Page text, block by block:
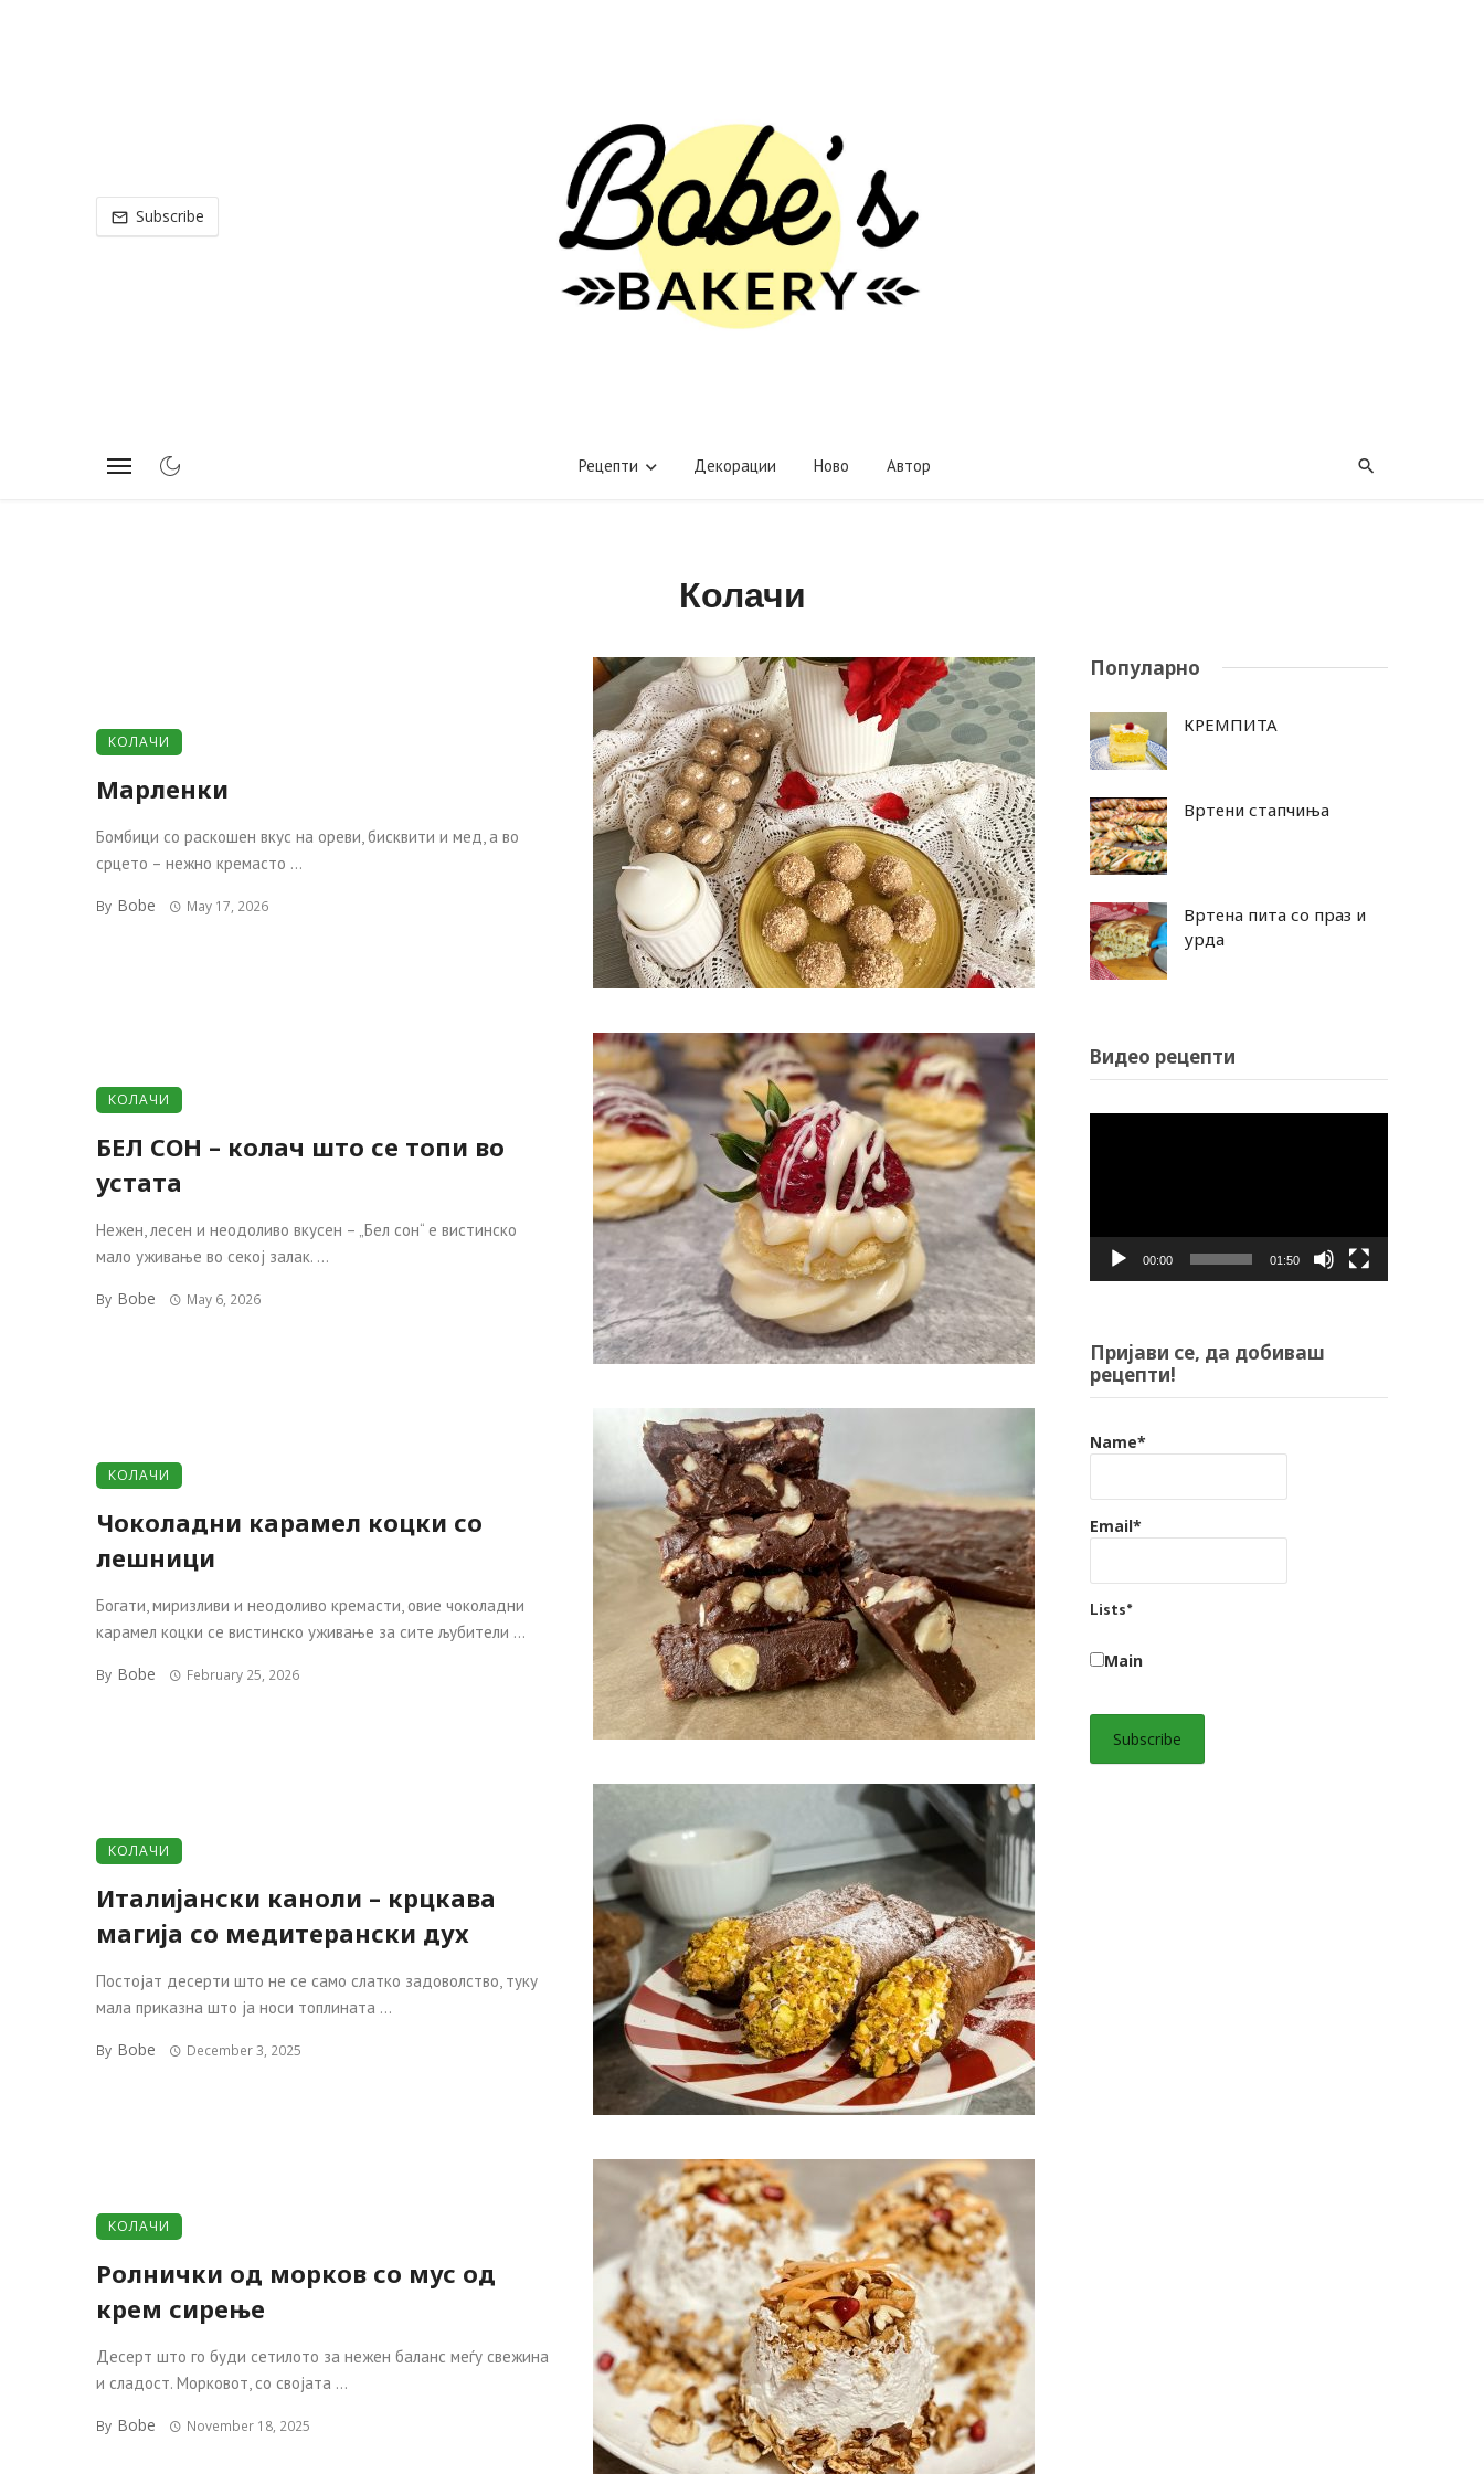
Subscribe
Рецепти Декорации Ново Автор
Колачи
КОЛАЧИ
Марленки
Бомбици со раскошен вкус на ореви, бисквити и мед, а во
срцето – нежно кремасто ...
By Bobe May 17, 2026
КОЛАЧИ
БЕЛ СОН – колач што се топи во
устата
Нежен, лесен и неодоливо вкусен – „Бел сон“ е вистинско
мало уживање во секој залак. ...
By Bobe May 6, 2026
КОЛАЧИ
Чоколадни карамел коцки со
лешници
Богати, миризливи и неодоливо кремасти, овие чоколадни
карамел коцки се вистинско уживање за сите љубители ...
By Bobe February 25, 2026
КОЛАЧИ
Италијански каноли – крцкава
магија со медитерански дух
Постојат десерти што не се само слатко задоволство, туку
мала приказна што ја носи топлината ...
By Bobe December 3, 2025
КОЛАЧИ
Ролнички од морков со мус од
крем сирење
Десерт што го буди сетилото за нежен баланс меѓу свежина
и сладост. Морковот, со својата ...
By Bobe November 18, 2025
Популарно
КРЕМПИТА
Вртени стапчиња
Вртена пита со праз и
урда
Видео рецепти
00:00 01:50
Пријави се, да добиваш
рецепти!
Name*
Email*
Lists*
Main